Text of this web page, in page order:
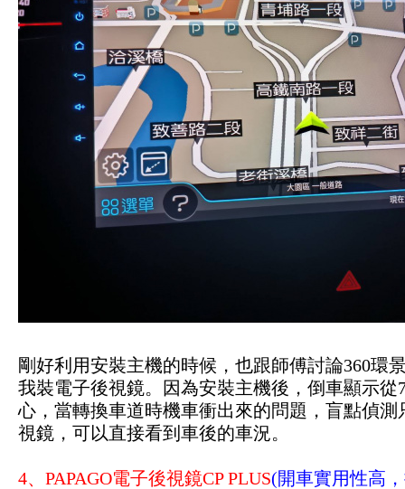
剛好利用安裝主機的時候，也跟師傅討論360環
我裝電子後視鏡。因為安裝主機後，倒車顯示
心，當轉換車道時機車衝出來的問題，盲點偵
視鏡，可以直接看到車後的車況。
4、PAPAGO電子後視鏡CP PLUS(開車實用性